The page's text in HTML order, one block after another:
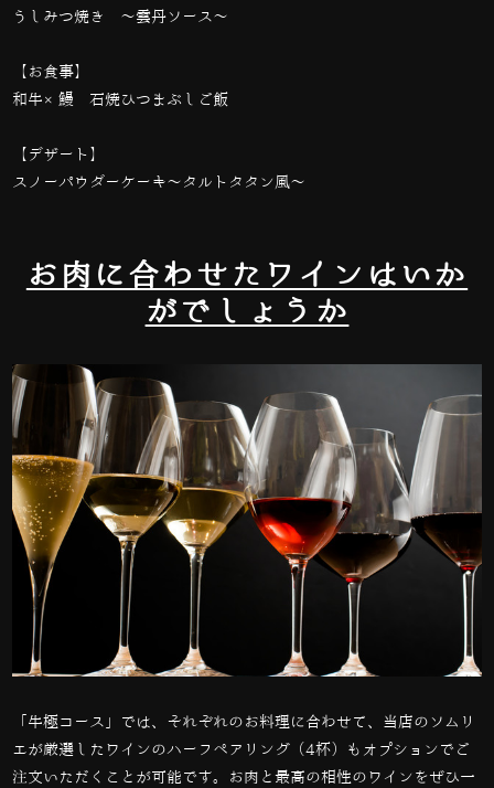
うしみつ焼き 〜雲丹ソース〜
【お食事】
和牛×鰻 石焼ひつまぶしご飯
【デザート】
スノーパウダーケーキ〜タルトタタン風〜
お肉に合わせたワインはいか
がでしょうか
「牛極コース」では、それぞれのお料理に合わせて、当店のソムリ
エが厳選したワインのハーフペアリング（4杯）もオプションでご
注文いただくことが可能です。お肉と最高の相性のワインをぜひ一